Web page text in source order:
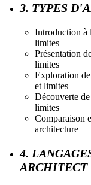
3. TYPES
Introduction à
limites
Présentation
limites
Exploration
et limites
Découverte
limites
Comparaison
architecture
4.
ARCHITECT